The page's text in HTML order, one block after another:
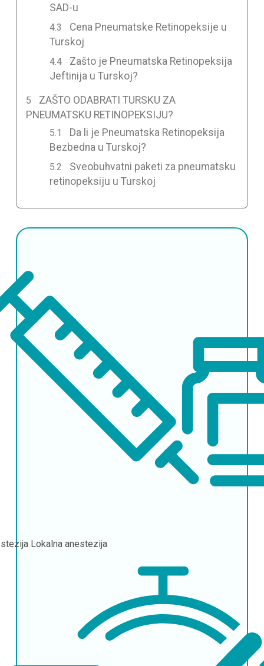
SAD-u
Cena Pneumatske Retinopeksije u
Turskoj
Zašto je Pneumatska Retinopeksija
Jeftinija u Turskoj?
ZAŠTO ODABRATI TURSKU ZA
PNEUMATSKU RETINOPEKSIJU?
Da li je Pneumatska Retinopeksija
Bezbedna u Turskoj?
Sveobuhvatni paketi za pneumatsku
retinopeksiju u Turskoj
Lokalna anestezija